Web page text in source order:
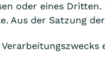
oder eines
der Satzung der